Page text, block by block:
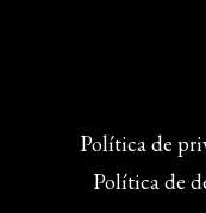
Política de
Política de